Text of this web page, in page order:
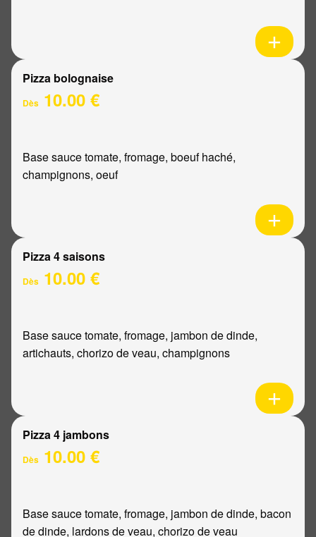
Pizza bolognaise
Dès 10.00 €
Base sauce tomate, fromage, boeuf haché,
champignons, oeuf
Pizza 4 saisons
Dès 10.00 €
Base sauce tomate, fromage, jambon de dinde,
artichauts, chorizo de veau, champignons
Pizza 4 jambons
Dès 10.00 €
Base sauce tomate, fromage, jambon de dinde, bacon
de dinde, lardons de veau, chorizo de veau